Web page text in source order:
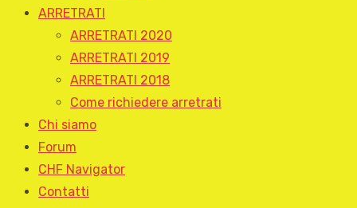
ARRETRATI
ARRETRATI 2020
ARRETRATI 2019
ARRETRATI 2018
Come richiedere arretrati
Chi siamo
Forum
CHF Navigator
Contatti